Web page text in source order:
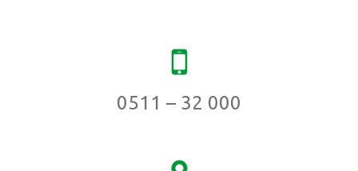
0511 – 32 000